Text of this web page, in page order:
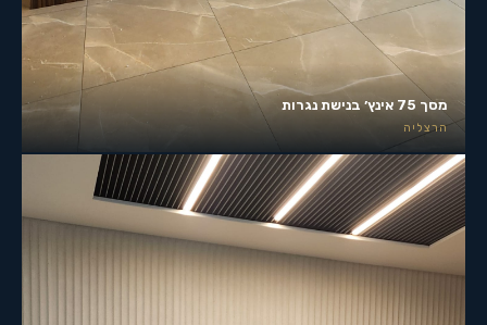
מסך 75 אינץ׳ בנישת נגרות
הרצליה